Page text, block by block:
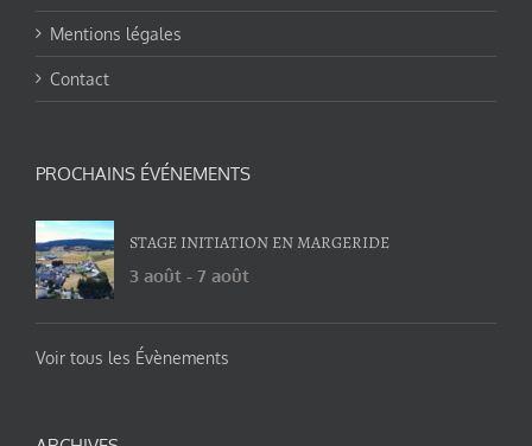
Mentions légales
Contact
PROCHAINS ÉVÉNEMENTS
STAGE INITIATION EN MARGERIDE
3 août - 7 août
Voir tous les Évènements